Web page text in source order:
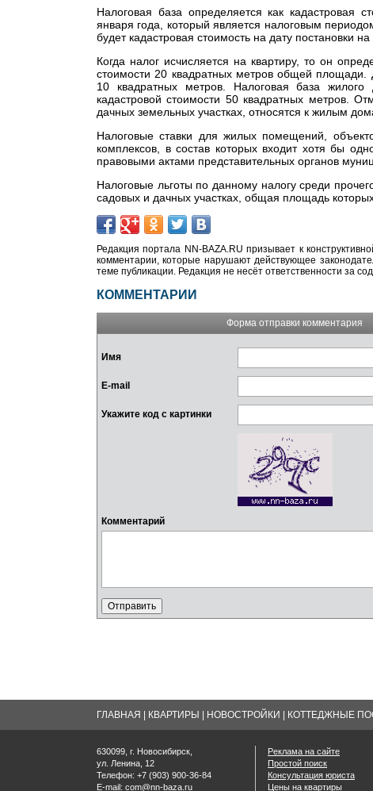
Налоговая база определяется как кадастровая
января года, который является налоговым
будет кадастровая стоимость на дату постановки
Когда налог исчисляется на квартиру, то он
стоимости 20 квадратных метров общей площади.
10 квадратных метров. Налоговая база
кадастровой стоимости 50 квадратных метров.
дачных земельных участках, относятся к жилым
Налоговые ставки для жилых помещений,
комплексов, в состав которых входит хотя бы
правовыми актами представительных органов
Налоговые льготы по данному налогу среди
садовых и дачных участках, общая площадь
Редакция портала NN-BAZA.RU призывает к
комментарии, которые нарушают действующее
теме публикации. Редакция не несёт ответственности за
КОММЕНТАРИИ
Форма отправки комментария
Имя
E-mail
Укажите код с картинки
Комментарий
ГЛАВНАЯ КВАРТИРЫ НОВОСТРОЙКИ КОТТЕДЖНЫЕ
630099, г. Новосибирск,
ул. Ленина, 12
Телефон: +7 (903) 900-36-84
E-mail: com@nn-baza.ru
Реклама на сайте
Простой поиск
Консультация юриста
Цены на квартиры